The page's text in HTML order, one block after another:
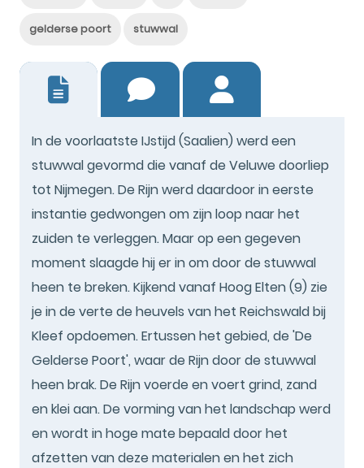
gelderse poort stuwwal
In de voorlaatste IJstijd (Saalien) werd een
stuwwal gevormd die vanaf de Veluwe doorliep
tot Nijmegen. De Rijn werd daardoor in eerste
instantie gedwongen om zijn loop naar het
zuiden te verleggen. Maar op een gegeven
moment slaagde hij er in om door de stuwwal
heen te breken. Kijkend vanaf Hoog Elten (9) zie
je in de verte de heuvels van het Reichswald bij
Kleef opdoemen. Ertussen het gebied, de 'De
Gelderse Poort', waar de Rijn door de stuwwal
heen brak. De Rijn voerde en voert grind, zand
en klei aan. De vorming van het landschap werd
en wordt in hoge mate bepaald door het
afzetten van deze materialen en het zich